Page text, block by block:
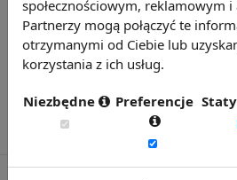
społecznościowym, reklamowym
Partnerzy mogą połączyć te
otrzymanymi od Ciebie lub
korzystania z ich usług.
Niezbędne Preferencje